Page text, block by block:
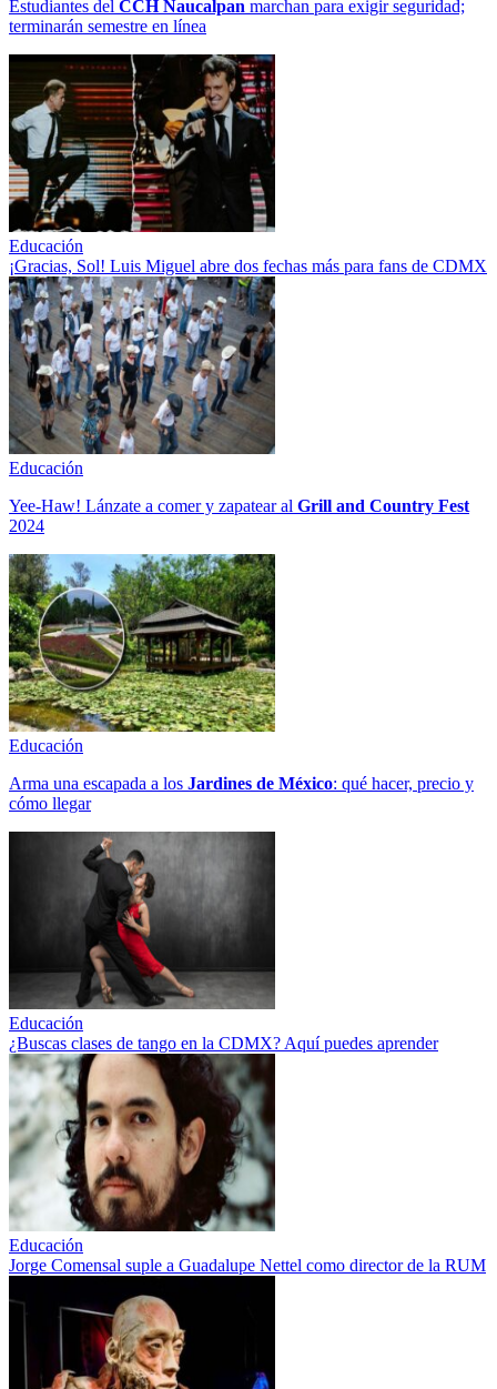
Estudiantes del CCH Naucalpan marchan para exigir seguridad;
terminarán semestre en línea
Educación
¡Gracias, Sol! Luis Miguel abre dos fechas más para fans de CDMX
Educación
Yee-Haw! Lánzate a comer y zapatear al Grill and Country Fest
2024
Educación
Arma una escapada a los Jardines de México: qué hacer, precio y
cómo llegar
Educación
¿Buscas clases de tango en la CDMX? Aquí puedes aprender
Educación
Jorge Comensal suple a Guadalupe Nettel como director de la RUM